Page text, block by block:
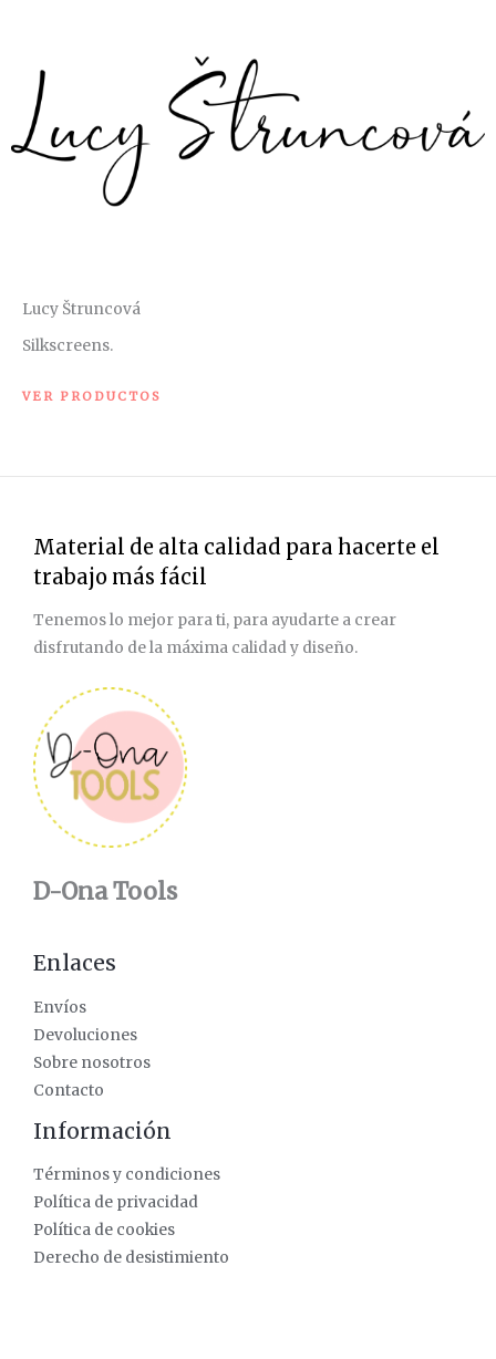
Lucy Štruncová
Silkscreens.
VER PRODUCTOS
Material de alta calidad para hacerte el
trabajo más fácil
Tenemos lo mejor para ti, para ayudarte a crear
disfrutando de la máxima calidad y diseño.
D-Ona Tools
Enlaces
Envíos
Devoluciones
Sobre nosotros
Contacto
Información
Términos y condiciones
Política de privacidad
Política de cookies
Derecho de desistimiento